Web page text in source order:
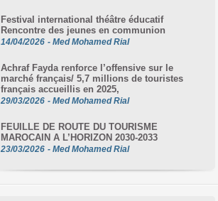
Festival international théâtre éducatif
Rencontre des jeunes en communion
14/04/2026 - Med Mohamed Rial
Achraf Fayda renforce l’offensive sur le
marché français/ 5,7 millions de touristes
français accueillis en 2025,
29/03/2026 - Med Mohamed Rial
FEUILLE DE ROUTE DU TOURISME
MAROCAIN A L’HORIZON 2030-2033
23/03/2026 - Med Mohamed Rial